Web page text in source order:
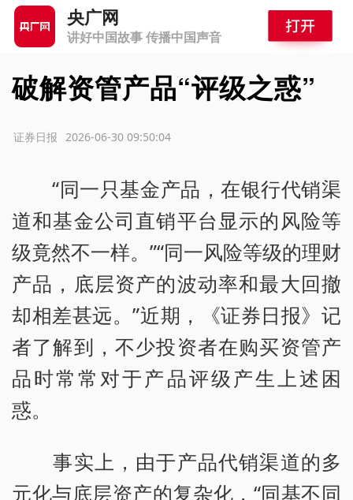
央广网
讲好中国故事 传播中国声音
破解资管产品“评级之惑”
2026-06-30 09:50:04
证券日报
“同一只基金产品，在银行代销渠
道和基金公司直销平台显示的风险等
级竟然不一样。”“同一风险等级的理财
产品，底层资产的波动率和最大回撤
却相差甚远。”近期，《证券日报》记
者了解到，不少投资者在购买资管产
品时常常对于产品评级产生上述困
惑。
事实上，由于产品代销渠道的多
元化与底层资产的复杂化，“同基不同